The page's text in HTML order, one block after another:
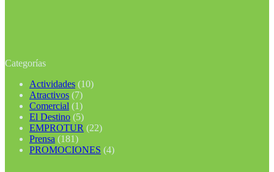
Categorías
Actividades (10)
Atractivos (7)
Comercial (1)
El Destino (5)
EMPROTUR (22)
Prensa (181)
PROMOCIONES (4)